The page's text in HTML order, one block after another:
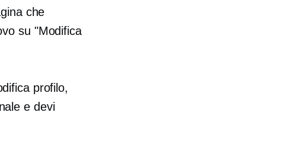
che
su "Modifica
profilo,
e devi